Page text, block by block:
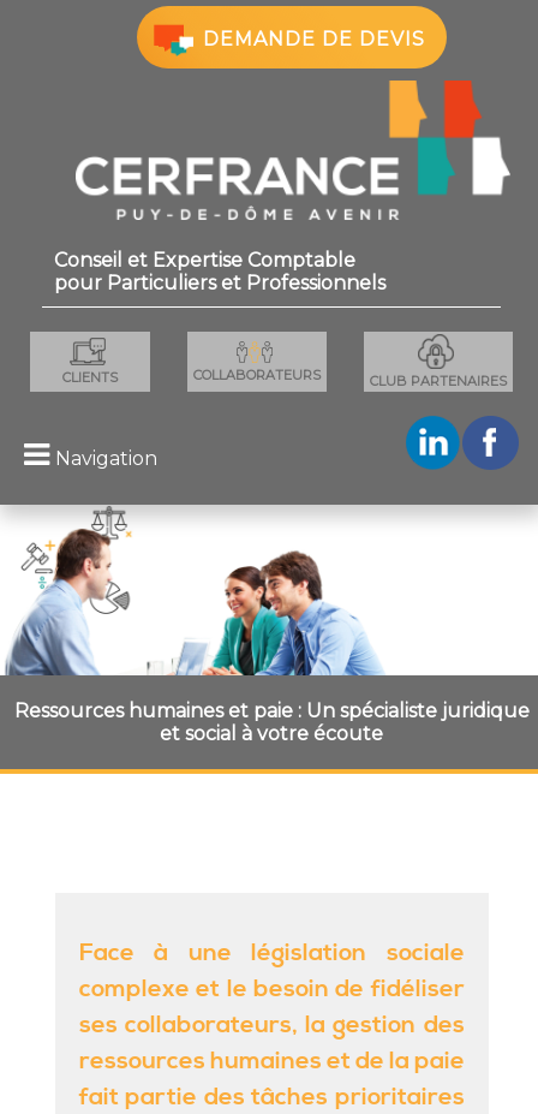
Conseil et Expertise Comptable
pour Particuliers et Professionnels
CLIENTS COLLABORATEURS CLUB PARTENAIRES
Navigation
DEMANDE DE DEVIS
Ressources humaines et paie : Un spécialiste juridique
et social à votre écoute
Face à une législation sociale
complexe et le besoin de fidéliser
ses collaborateurs, lagestion des
ressources humaines et de la paie
fait partie des tâches prioritaires